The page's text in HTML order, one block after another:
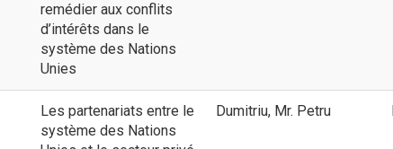
remédier aux conflits
d’intérêts dans le
système des Nations
Unies
Les partenariats entre le
système des Nations
Dumitriu, Mr. Petru